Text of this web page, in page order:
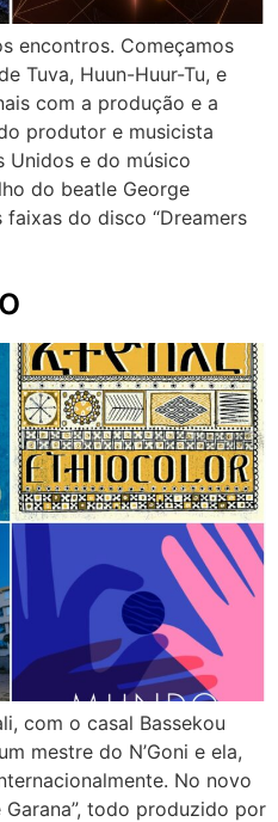
encontros. Começamos
Tuva, Huun-Huur-Tu, e
com a produção e a
produtor e musicista
Unidos e do músico
do beatle George
faixas do disco “Dreamers
com o casal Bassekou
mestre do N’Goni e ela,
No novo
Garana”, todo produzido por